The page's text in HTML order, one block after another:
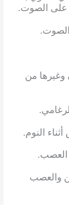
على الصوت.
وغيرها من
النوم.
والعصب